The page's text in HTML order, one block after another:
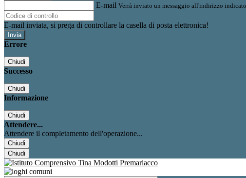
E-mail Verrà inviato un messaggio all'indirizzo
E-mail inviata, si prega di controllare la casella di posta elettronica!
Errore
Chiudi
Successo
Chiudi
Informazione
Chiudi
Attendere...
Attendere il completamento dell'operazione...
Chiudi
Chiudi